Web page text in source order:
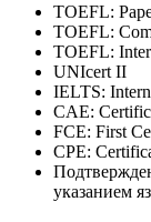
TOEFL:
TOEFL:
TOEFL:
UNIcert II
IELTS:
CAE:
FCE: First
CPE:
указанием